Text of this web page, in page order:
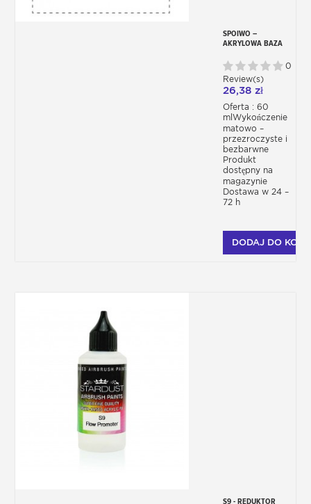
SPOIWO –
AKRYLOWA BAZA
MATOWA DO
AEROGRAFU
0
Review(s)
26,38 zł
Oferta : 60
mlWykończenie
matowo –
przezroczyste i
bezbarwne
Produkt
dostępny na
magazynie
Dostawa w 24 –
72 h
DODAJ DO
S9 - REDUKTOR